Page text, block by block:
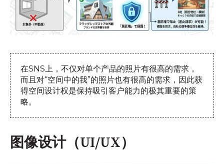
在SNS上，不仅对单个产品的照片有很高的需求，
而且对“空间中的我”的照片也有很高的需求，因此获
得空间设计权是保持吸引客户能力的极其重要的策
略。
图像设计（UI/UX）